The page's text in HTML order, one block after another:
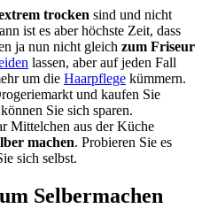
trocken sind und nicht
ist es aber höchste Zeit, dass
ja nun nicht gleich zum Friseur
lassen, aber auf jeden Fall
um die Haarpflege kümmern.
und kaufen Sie
Sie sich sparen.
Mittelchen aus der Küche
machen. Probieren Sie es
sich selbst.
Selbermachen